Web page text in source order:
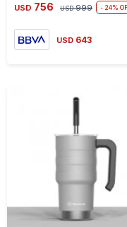
USD 756 USD 999 24
USD 643